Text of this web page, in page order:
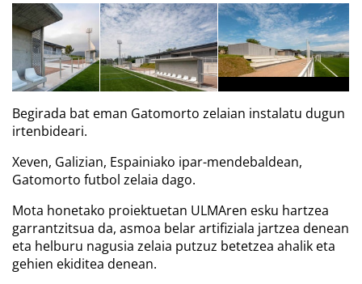
Begirada bat eman Gatomorto zelaian instalatu dugun
irtenbideari.
Xeven, Galizian, Espainiako ipar-mendebaldean,
Gatomorto futbol zelaia dago.
Mota honetako proiektuetan ULMAren esku hartzea
garrantzitsua da, asmoa belar artifiziala jartzea denean
eta helburu nagusia zelaia putzuz betetzea ahalik eta
gehien ekiditea denean.